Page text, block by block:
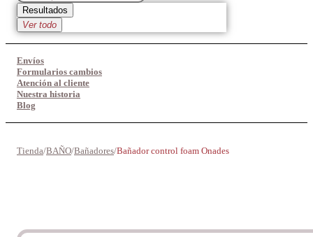
...Resultados
Ver todo
Envíos
Formularios cambios
Atención al cliente
Nuestra historia
Blog
Tienda/BAÑO/Bañadores/Bañador control foam Onades